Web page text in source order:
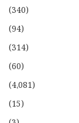
(340)
(94)
(314)
(60)
(4،081)
(15)